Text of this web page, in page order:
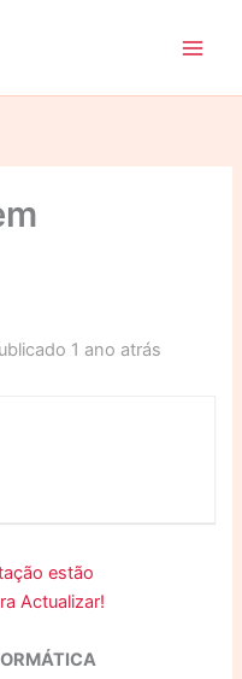
1 ano atrás
estão
Actualizar!